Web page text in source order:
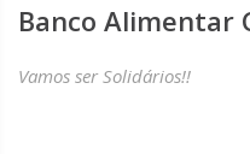
Banco Alimentar
Vamos ser Solidários!!